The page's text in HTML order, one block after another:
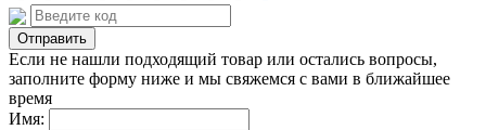
Если не нашли подходящий товар или остались вопросы,
заполните форму ниже и мы свяжемся с вами в ближайшее
время
Имя: